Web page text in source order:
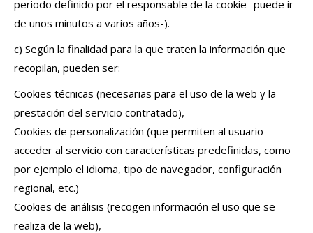
periodo definido por el responsable de la cookie -puede ir
de unos minutos a varios años-).
c) Según la finalidad para la que traten la información que
recopilan, pueden ser:
Cookies técnicas (necesarias para el uso de la web y la
prestación del servicio contratado),
Cookies de personalización (que permiten al usuario
acceder al servicio con características predefinidas, como
por ejemplo el idioma, tipo de navegador, configuración
regional, etc.)
Cookies de análisis (recogen información el uso que se
realiza de la web),